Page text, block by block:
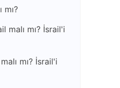
mı?
malı mı? İsrail'i
mı? İsrail'i